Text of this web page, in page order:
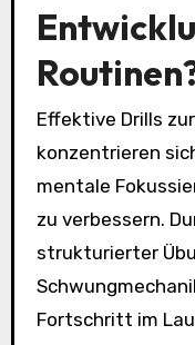
Effektive Drills
konzentrieren
mentale
zu verbessern.
strukturierter
Fortschritt im